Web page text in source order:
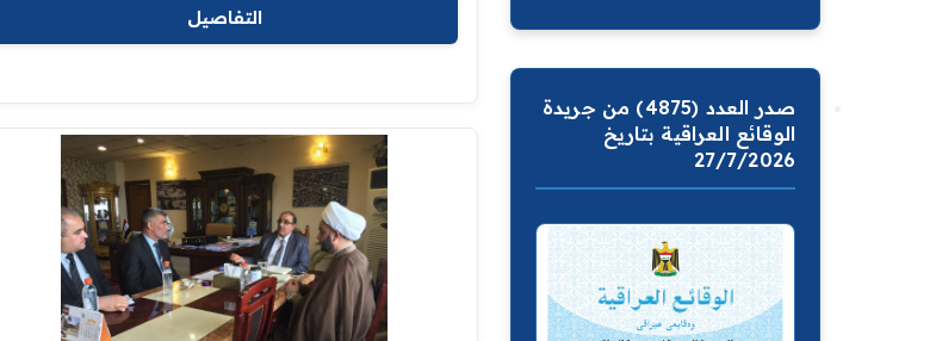
التفاصيل
صدر العدد (4875) من جريدة
الوقائع العراقية بتاريخ
27/7/2026